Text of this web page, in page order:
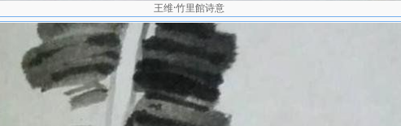
王维·竹里館诗意